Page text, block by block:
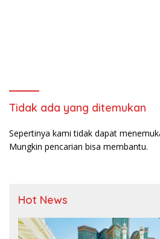
Tidak ada yang ditemukan
Sepertinya kami tidak dapat
Mungkin pencarian bisa membantu.
Hot News